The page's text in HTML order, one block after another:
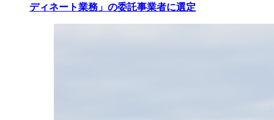
ディネート業務」の委託事業者に選定